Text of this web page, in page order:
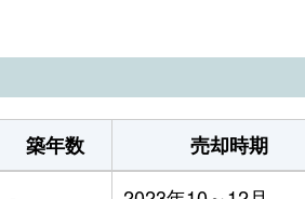
築年数
売却時期